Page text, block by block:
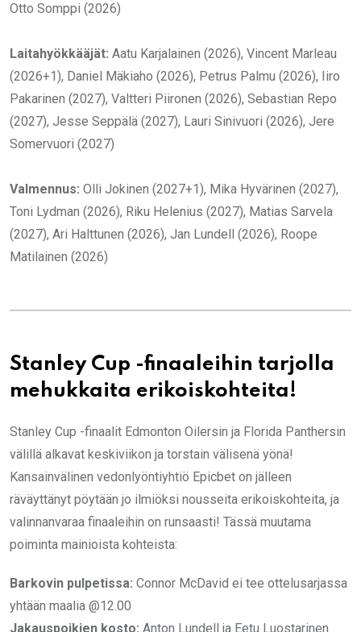
Otto Somppi (2026)
Laitahyökkääjät: Aatu Karjalainen (2026), Vincent Marleau
(2026+1), Daniel Mäkiaho (2026), Petrus Palmu (2026), Iiro
Pakarinen (2027), Valtteri Piironen (2026), Sebastian Repo
(2027), Jesse Seppälä (2027), Lauri Sinivuori (2026), Jere
Somervuori (2027)
Valmennus: Olli Jokinen (2027+1), Mika Hyvärinen (2027),
Toni Lydman (2026), Riku Helenius (2027), Matias Sarvela
(2027), Ari Halttunen (2026), Jan Lundell (2026), Roope
Matilainen (2026)
Stanley Cup -finaaleihin tarjolla
mehukkaita erikoiskohteita!
Stanley Cup -finaalit Edmonton Oilersin ja Florida Panthersin
välillä alkavat keskiviikon ja torstain välisenä yönä!
Kansainvälinen vedonlyöntiyhtiö Epicbet on jälleen
räväyttänyt pöytään jo ilmiöksi nousseita erikoiskohteita, ja
valinnanvaraa finaaleihin on runsaasti! Tässä muutama
poiminta mainioista kohteista:
Barkovin pulpetissa: Connor McDavid ei tee ottelusarjassa
yhtään maalia @12.00
Jakauspoikien kosto: Anton Lundell ja Eetu Luostarinen